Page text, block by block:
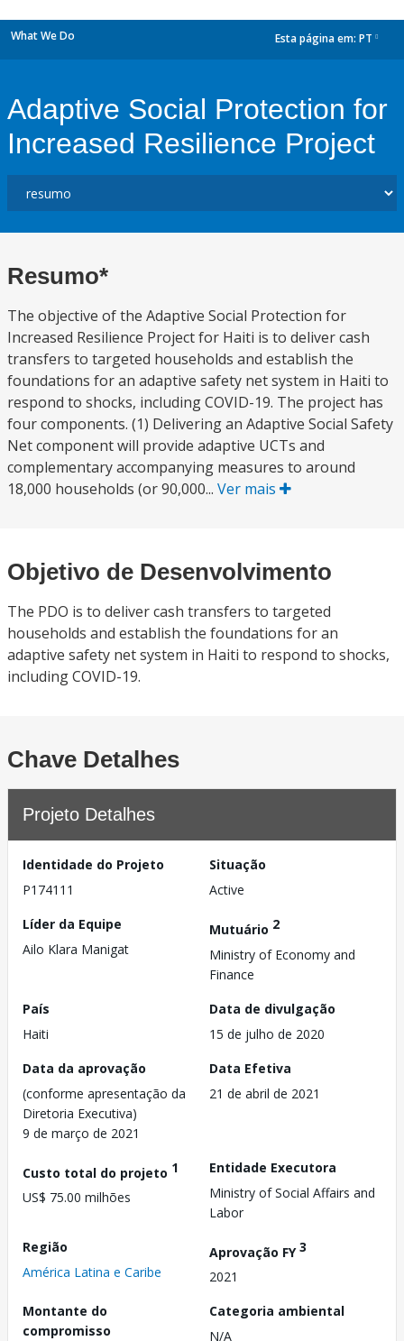
What We Do Esta página em: PT
Adaptive Social Protection for
Increased Resilience Project
Resumo*
The objective of the Adaptive Social Protection for
Increased Resilience Project for Haiti is to deliver cash
transfers to targeted households and establish the
foundations for an adaptive safety net system in Haiti to
respond to shocks, including COVID-19. The project has
four components. (1) Delivering an Adaptive Social Safety
Net component will provide adaptive UCTs and
complementary accompanying measures to around
18,000 households (or 90,000... Ver mais
Objetivo de Desenvolvimento
The PDO is to deliver cash transfers to targeted
households and establish the foundations for an
adaptive safety net system in Haiti to respond to shocks,
including COVID-19.
Chave Detalhes
Projeto Detalhes
Identidade do Projeto
P174111
Situação
Active
Líder da Equipe
Ailo Klara Manigat
Mutuário 2
Ministry of Economy and
Finance
País
Haiti
Data de divulgação
15 de julho de 2020
Data da aprovação
(conforme apresentação da
Diretoria Executiva)
9 de março de 2021
Data Efetiva
21 de abril de 2021
Custo total do projeto 1
US$ 75.00 milhões
Entidade Executora
Ministry of Social Affairs and
Labor
Região
América Latina e Caribe
Aprovação FY3
2021
Montante do
compromisso
Categoria ambiental
N/A